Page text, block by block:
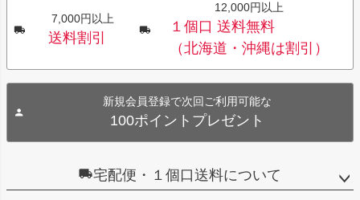
7,000円以上
送料割引
12,000円以上
１個口 送料無料
（北海道・沖縄は割引）
新規会員登録で次回ご利用可能な
100ポイントプレゼント
宅配便・１個口送料について